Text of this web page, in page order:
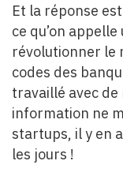
Et la réponse
ce qu’on
révolutionner le
codes des
travaillé avec
information ne
startups, il y en
les jours !